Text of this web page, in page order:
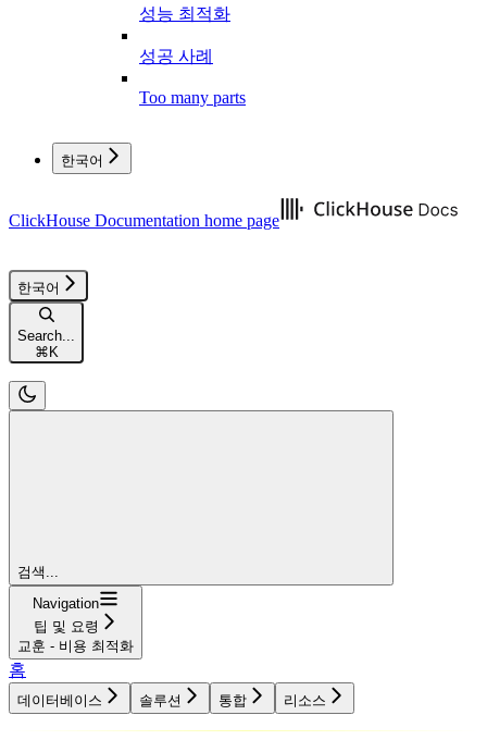
성능 최적화
성공 사례
Too many parts
한국어
ClickHouse Documentation home page
한국어
Search...
⌘ K
검색...
Navigation
팁 및 요령
교훈 - 비용 최적화
홈
데이터베이스 솔루션 통합 리소스